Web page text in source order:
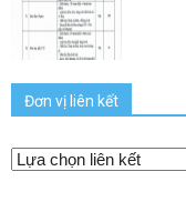
Đơn vị liên kết